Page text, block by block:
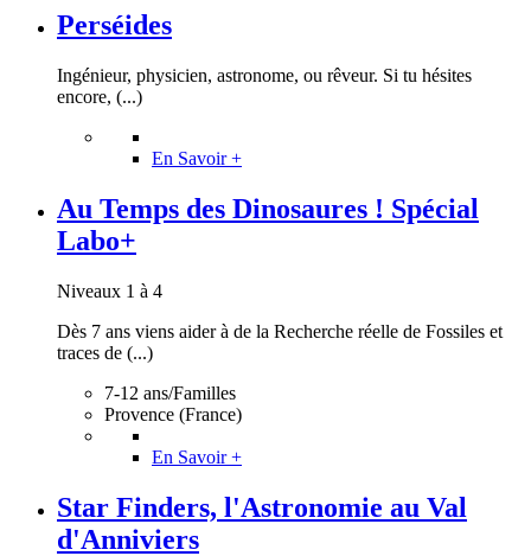
Perséides
Ingénieur, physicien, astronome, ou rêveur. Si tu hésites
encore, (...)
En Savoir +
Au Temps des Dinosaures ! Spécial
Labo+
Niveaux 1 à 4
Dès 7 ans viens aider à de la Recherche réelle de Fossiles et
traces de (...)
7-12 ans/Familles
Provence (France)
En Savoir +
Star Finders, l'Astronomie au Val
d'Anniviers